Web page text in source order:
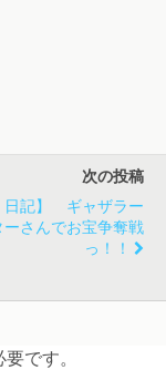
次の投稿
日記】 ギャザラー
ーさんでお宝争奪戦
っ！！
要です。